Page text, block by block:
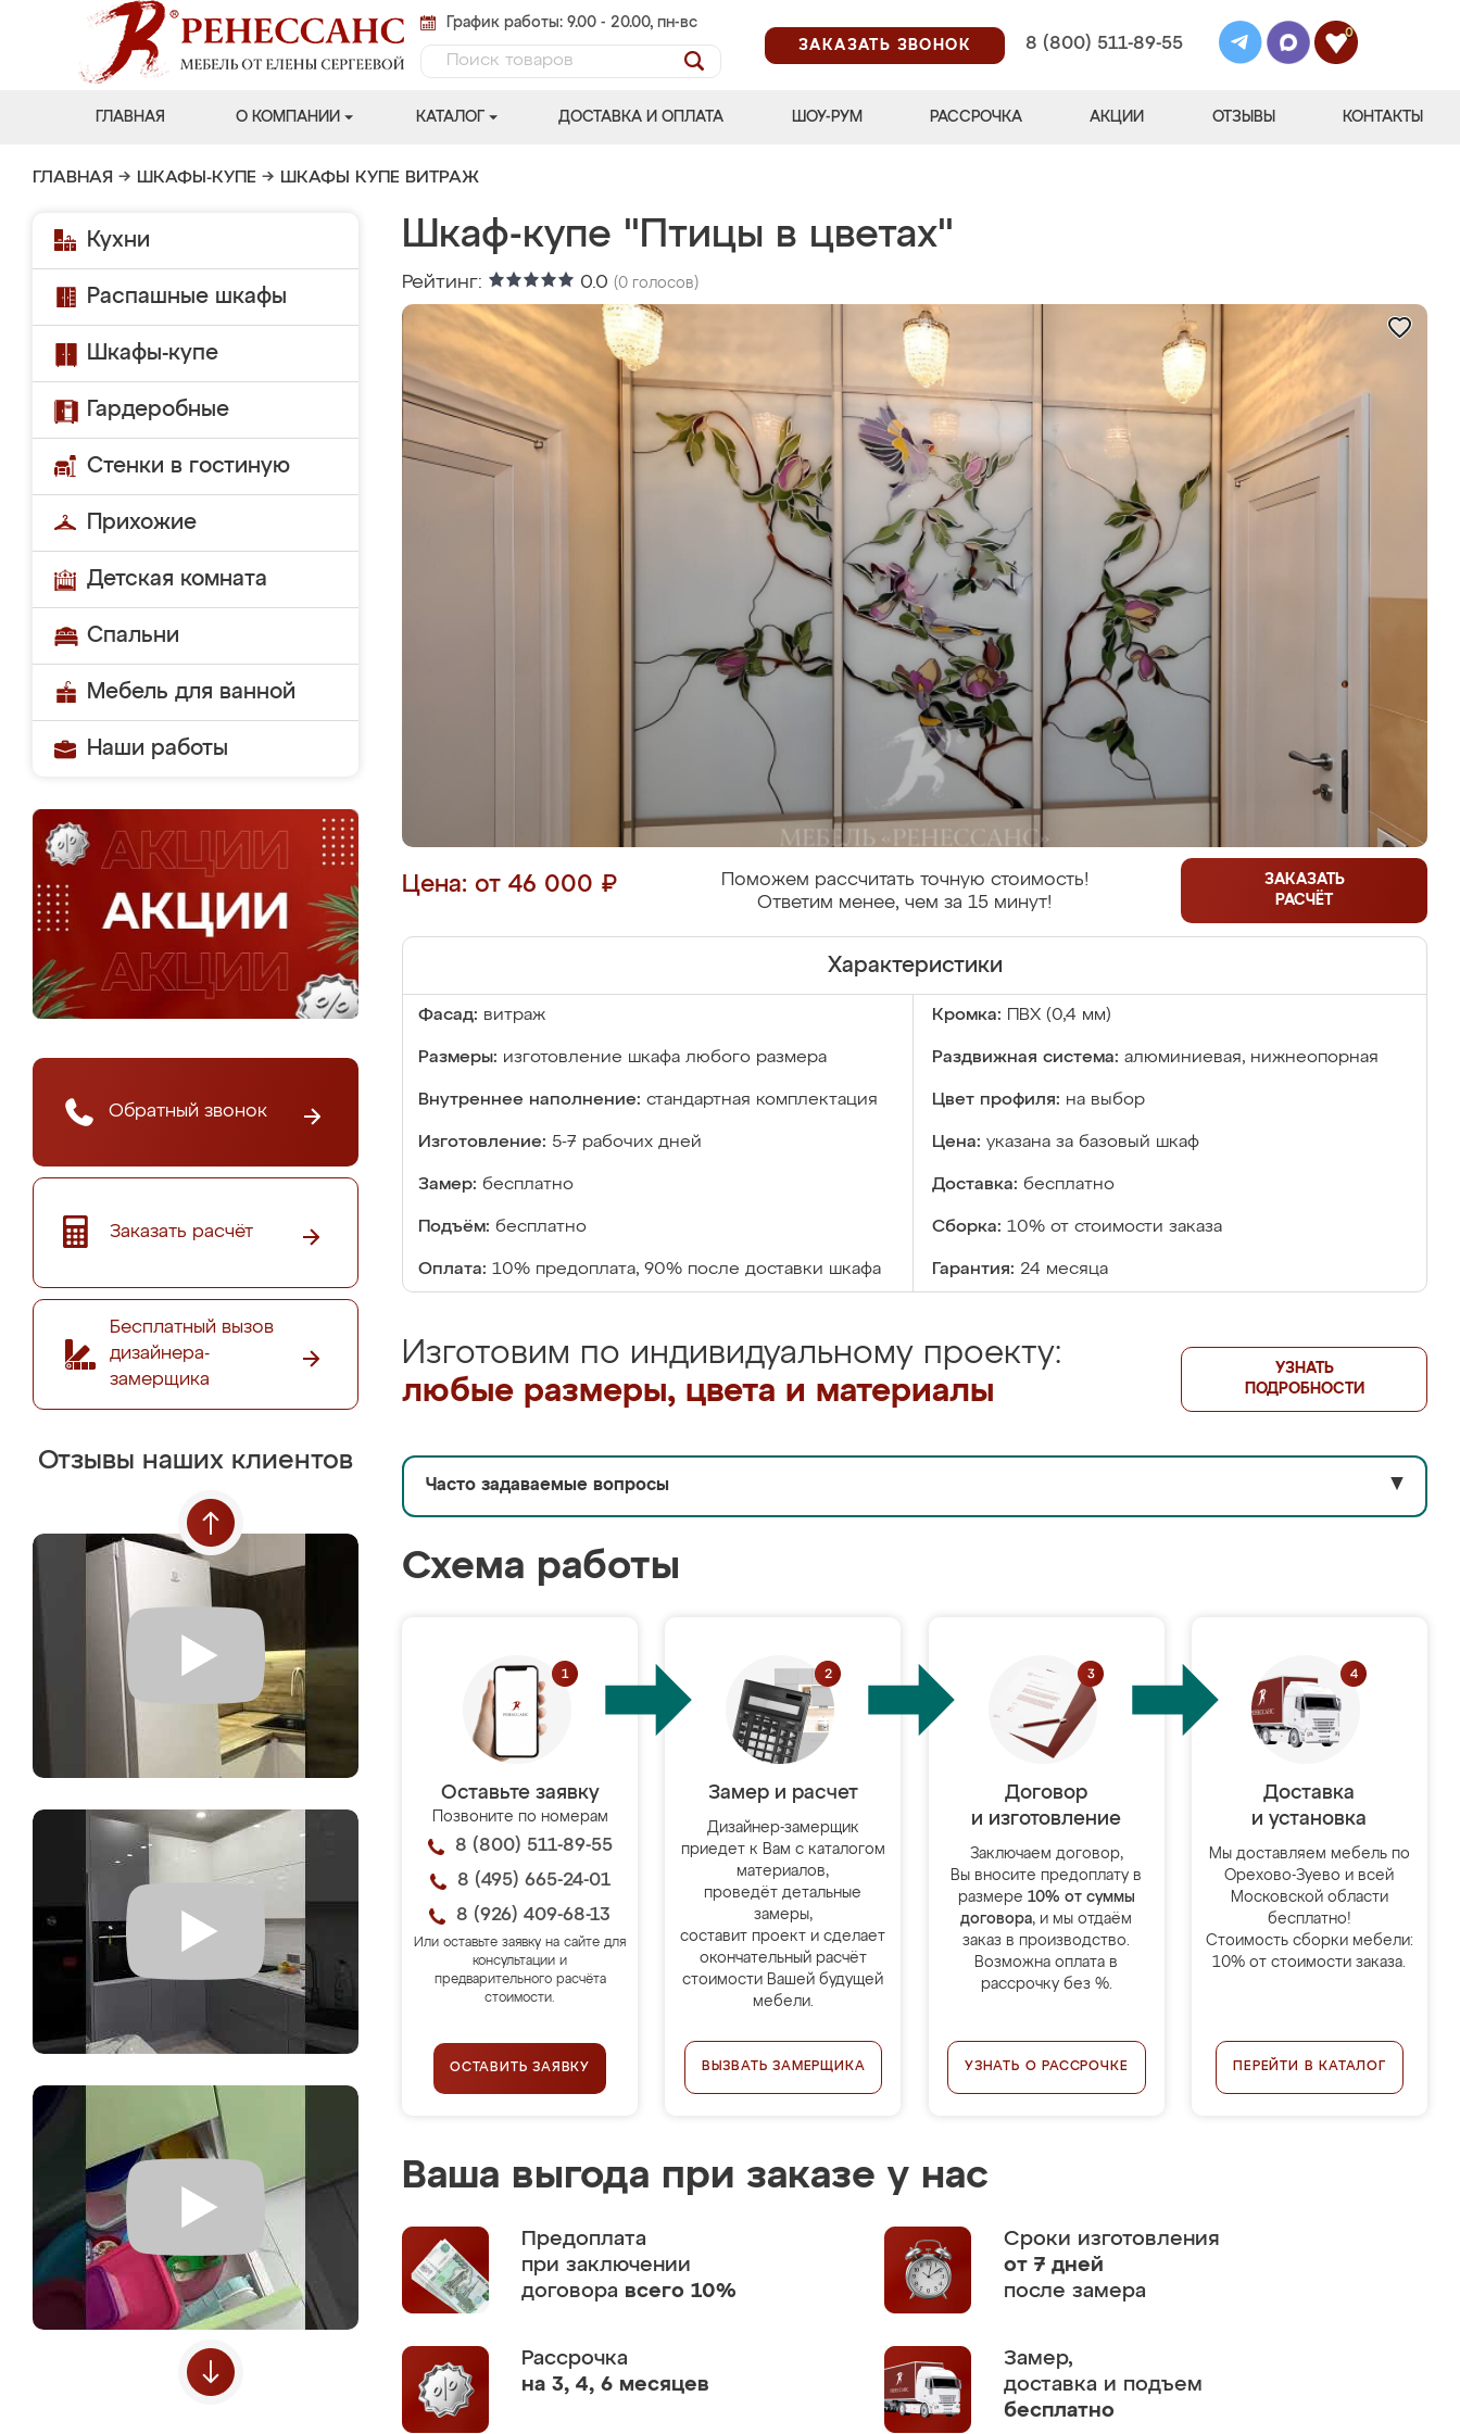
График работы: 9.00 - 20.00, пн-вс
ЗАКАЗАТЬ ЗВОНОК
8 (800) 511-89-55
0
ГЛАВНАЯ О КОМПАНИИ КАТАЛОГ ДОСТАВКА И ОПЛАТА ШОУ-РУМ РАССРОЧКА АКЦИИ ОТЗЫВЫ КОНТАКТЫ
ГЛАВНАЯ → ШКАФЫ-КУПЕ → ШКАФЫ КУПЕ ВИТРАЖ
Кухни
Распашные шкафы
Шкафы-купе
Гардеробные
Стенки в гостиную
Прихожие
Детская комната
Спальни
Мебель для ванной
Наши работы
Обратный звонок
Заказать расчёт
Бесплатный вызов
дизайнера-
замерщика
Отзывы наших клиентов
Шкаф-купе "Птицы в цветах"
Рейтинг: 0.0 (0 голосов)
Цена: от 46 000 ₽
Поможем рассчитать точную стоимость!
Ответим менее, чем за 15 минут!
ЗАКАЗАТЬ
РАСЧЁТ
Характеристики
Фасад: витраж Кромка: ПВХ (0,4 мм)
Размеры: изготовление шкафа любого размера Раздвижная система: алюминиевая, нижнеопорная
Внутреннее наполнение: стандартная комплектация Цвет профиля: на выбор
Изготовление: 5-7 рабочих дней Цена: указана за базовый шкаф
Замер: бесплатно Доставка: бесплатно
Подъём: бесплатно Сборка: 10% от стоимости заказа
Оплата: 10% предоплата, 90% после доставки шкафа Гарантия: 24 месяца
Изготовим по индивидуальному проекту:
любые размеры, цвета и материалы
УЗНАТЬ
ПОДРОБНОСТИ
Часто задаваемые вопросы ▼
Схема работы
Оставьте заявку
Позвоните по номерам
8 (800) 511-89-55
8 (495) 665-24-01
8 (926) 409-68-13
Или оставьте заявку на сайте для
консультации и
предварительного расчёта
стоимости.
ОСТАВИТЬ ЗАЯВКУ
Замер и расчет
Дизайнер-замерщик
приедет к Вам с каталогом
материалов,
проведёт детальные
замеры,
составит проект и сделает
окончательный расчёт
стоимости Вашей будущей
мебели.
ВЫЗВАТЬ ЗАМЕРЩИКА
Договор
и изготовление
Заключаем договор,
Вы вносите предоплату в
размере 10% от суммы
договора, и мы отдаём
заказ в производство.
Возможна оплата в
рассрочку без %.
УЗНАТЬ О РАССРОЧКЕ
Доставка
и установка
Мы доставляем мебель по
Орехово-Зуево и всей
Московской области
бесплатно!
Стоимость сборки мебели:
10% от стоимости заказа.
ПЕРЕЙТИ В КАТАЛОГ
Ваша выгода при заказе у нас
Предоплата
при заключении
договора всего 10%
Сроки изготовления
от 7 дней
после замера
Рассрочка
на 3, 4, 6 месяцев
Замер,
доставка и подъем
бесплатно